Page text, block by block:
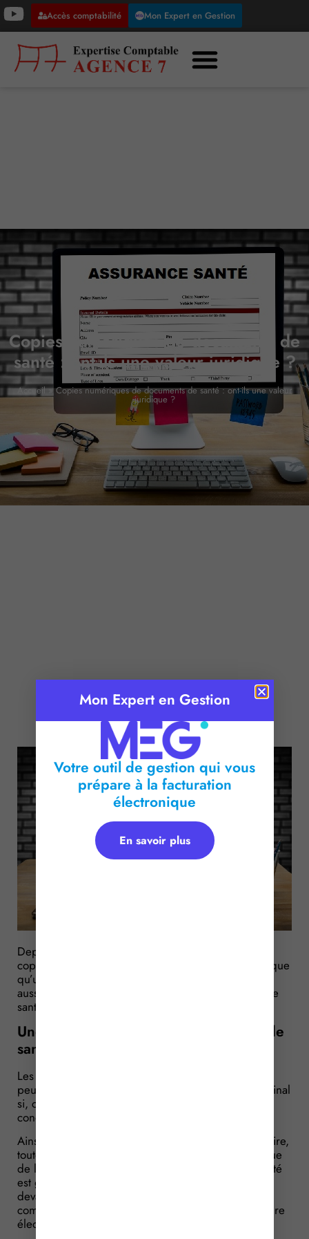
Accès comptabilité Mon Expert en Gestion
Copies numériques de documents de
santé : ont-ils une valeur juridique ?
Accueil»Copies numériques de documents de santé : ont-ils une valeur
juridique ?
Temps de lecture : 2 minutes
Depuis le 1er octobre 2016, la Loi précise que la
copie fiable d’un document a la même valeur juridique
qu’un original. Ce nouveau principe vaut-il toutefois
aussi pour les copies numériques des documents de
santé ?
Une copie numérique d’un document de
santé est fiable si…
Les copies numériques d’un document de santé
peuvent avoir la même valeur que le document original
si, comme toutes copies, elles remplissent les
conditions de fiabilité posées par la Loi.
Ainsi, est présumée fiable jusqu’à preuve du contraire,
toute copie résultant d’une reproduction à l’identique
de la forme et du contenu de l’acte, et dont l’intégrité
est garantie dans le temps, cette copie numérique
devant, en outre, indiquer sa date de création et
comporter un horodatage, un cachet ou une signature
électronique attestant ainsi sa validité.
Mon Expert en Gestion
Votre outil de gestion qui vous
prépare à la facturation
électronique
En savoir plus